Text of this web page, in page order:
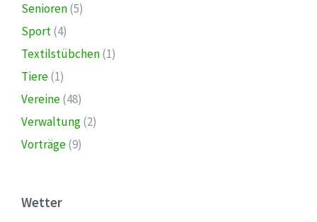
Senioren(5)
Sport(4)
Textilstübchen(1)
Tiere(1)
Vereine(48)
Verwaltung(2)
Vorträge(9)
Wetter